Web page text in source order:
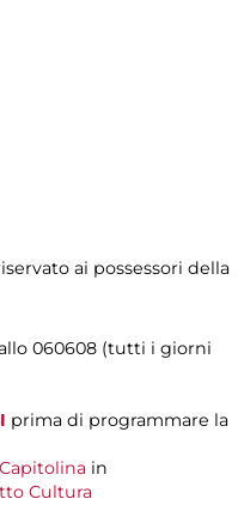
ai possessori della
060608 (tutti i giorni
prima di programmare la
in
Cultura